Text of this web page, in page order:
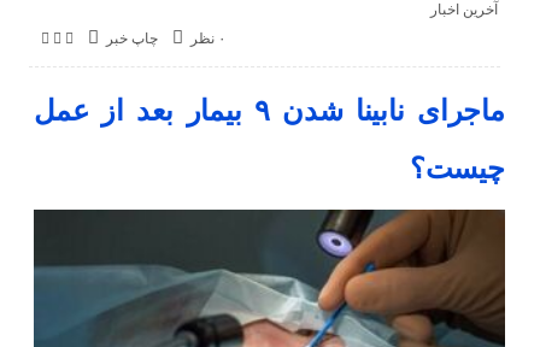
چاپ خبر ۰ نظر
آخرین اخبار
ماجرای نابینا شدن ۹ بیمار بعد از عمل
چیست؟